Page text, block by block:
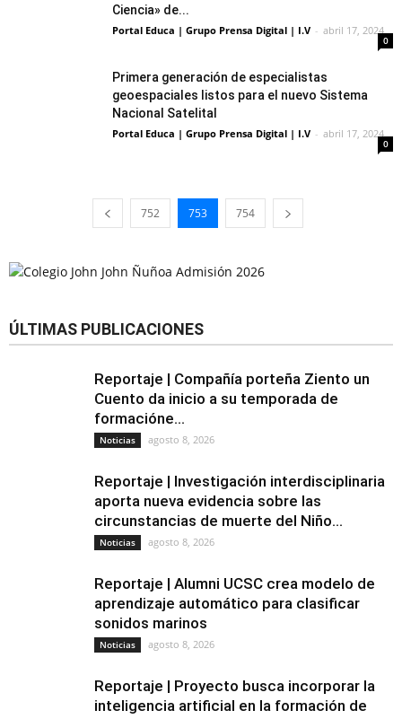
Ciencia» de...
Portal Educa | Grupo Prensa Digital | I.V - abril 17, 2024
0
Primera generación de especialistas
geoespaciales listos para el nuevo Sistema
Nacional Satelital
Portal Educa | Grupo Prensa Digital | I.V - abril 17, 2024
0
752 753 754
ÚLTIMAS PUBLICACIONES
Reportaje | Compañía porteña Ziento un
Cuento da inicio a su temporada de
formacióne...
Noticias agosto 8, 2026
Reportaje | Investigación interdisciplinaria
aporta nueva evidencia sobre las
circunstancias de muerte del Niño...
Noticias agosto 8, 2026
Reportaje | Alumni UCSC crea modelo de
aprendizaje automático para clasificar
sonidos marinos
Noticias agosto 8, 2026
Reportaje | Proyecto busca incorporar la
inteligencia artificial en la formación de